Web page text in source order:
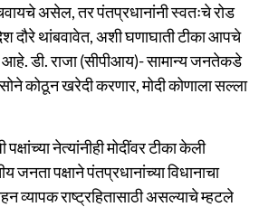
असेल, तर पंतप्रधानांनी स्वतःचे रोड
दौरे थांबवावेत, अशी घणाघाती टीका आपचे
डी. राजा (सीपीआय)- सामान्य जनतेकडे
कोठून खरेदी करणार, मोदी कोणाला सल्ला
नेत्यांनीही मोदींवर टीका केली
जनता पक्षाने पंतप्रधानांच्या विधानाचा
व्यापक राष्ट्रहितासाठी असल्याचे म्हटले